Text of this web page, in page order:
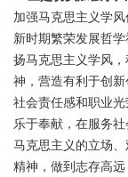
加强马克思主义学
新时期繁荣发展哲
扬马克思主义学风
神，营造有利于创
社会责任感和职业
乐于奉献，在服务
马克思主义的立场
精神，做到志存高